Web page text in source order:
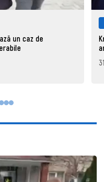
un caz de